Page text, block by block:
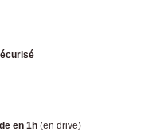
en 1h (en drive)